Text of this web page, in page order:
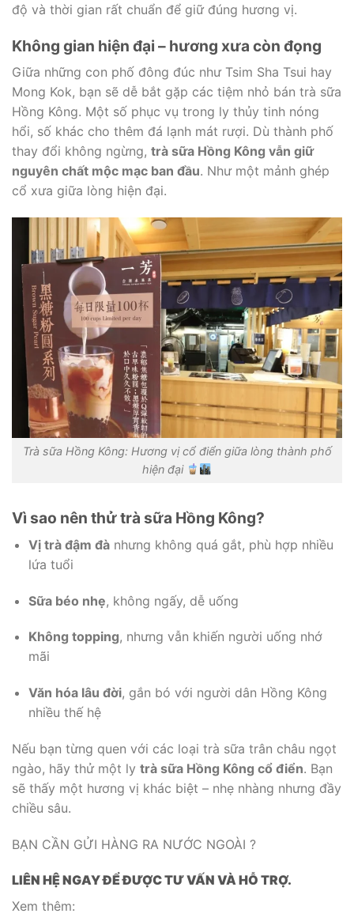
độ và thời gian rất chuẩn để giữ đúng hương vị.
Không gian hiện đại – hương xưa còn đọng
Giữa những con phố đông đúc như Tsim Sha Tsui hay
Mong Kok, bạn sẽ dễ bắt gặp các tiệm nhỏ bán trà sữa
Hồng Kông. Một số phục vụ trong ly thủy tinh nóng
hổi, số khác cho thêm đá lạnh mát rượi. Dù thành phố
thay đổi không ngừng, trà sữa Hồng Kông vẫn giữ
nguyên chất mộc mạc ban đầu. Như một mảnh ghép
cổ xưa giữa lòng hiện đại.
Trà sữa Hồng Kông: Hương vị cổ điển giữa lòng thành phố
hiện đại
Vì sao nên thử trà sữa Hồng Kông?
Vị trà đậm đànhưng không quá gắt, phù hợp nhiều
lứa tuổi
Sữa béo nhẹ, không ngấy, dễ uống
Không topping, nhưng vẫn khiến người uống nhớ
mãi
Văn hóa lâu đời, gắn bó với người dân Hồng Kông
nhiều thế hệ
Nếu bạn từng quen với các loại trà sữa trân châu ngọt
ngào, hãy thử một ly trà sữa Hồng Kông cổ điển. Bạn
sẽ thấy một hương vị khác biệt – nhẹ nhàng nhưng đầy
chiều sâu.
BẠN CẦN GỬI HÀNG RA NƯỚC NGOÀI ?
LIÊN HỆ NGAY ĐỂ ĐƯỢC TƯ VẤN VÀ HỖ TRỢ.
Xem thêm: